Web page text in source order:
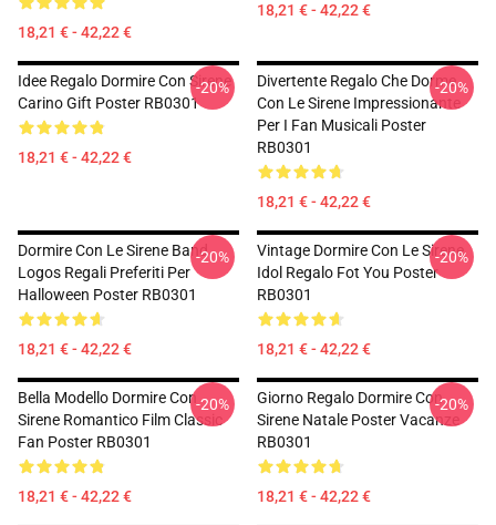
18,21 € - 42,22 €
18,21 € - 42,22 €
Idee Regalo Dormire Con Sirene
Carino Gift Poster RB0301
18,21 € - 42,22 €
-20%
Divertente Regalo Che Dorme
Con Le Sirene Impressionante
Per I Fan Musicali Poster
RB0301
18,21 € - 42,22 €
-20%
Dormire Con Le Sirene Band
Logos Regali Preferiti Per
Halloween Poster RB0301
18,21 € - 42,22 €
-20%
Vintage Dormire Con Le Sirene
Idol Regalo Fot You Poster
RB0301
18,21 € - 42,22 €
-20%
Bella Modello Dormire Con
Sirene Romantico Film Classic
Fan Poster RB0301
18,21 € - 42,22 €
-20%
Giorno Regalo Dormire Con
Sirene Natale Poster Vacanze
RB0301
18,21 € - 42,22 €
-20%